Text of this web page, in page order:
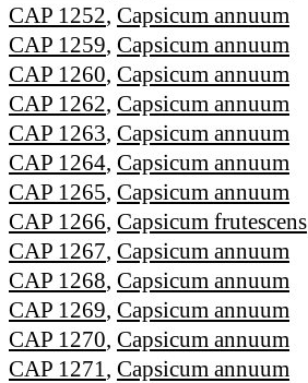
CAP 1252, Capsicum annuum
CAP 1259, Capsicum annuum
CAP 1260, Capsicum annuum
CAP 1262, Capsicum annuum
CAP 1263, Capsicum annuum
CAP 1264, Capsicum annuum
CAP 1265, Capsicum annuum
CAP 1266, Capsicum frutescens
CAP 1267, Capsicum annuum
CAP 1268, Capsicum annuum
CAP 1269, Capsicum annuum
CAP 1270, Capsicum annuum
CAP 1271, Capsicum annuum